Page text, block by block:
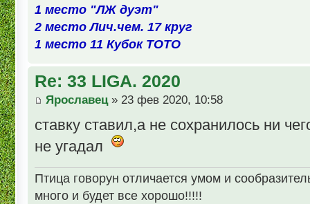
1 место "ЛЖ дуэт"
2 место Лич.чем. 17 круг
1 место 11 Кубок ТОТО
Re: 33 LIGA. 2020
Ярославец» 23 фев 2020, 10:58
ставку ставил,а не сохранилось ни
не угадал
Птица говорун отличается умом и
много и будет все хорошо!!!!!